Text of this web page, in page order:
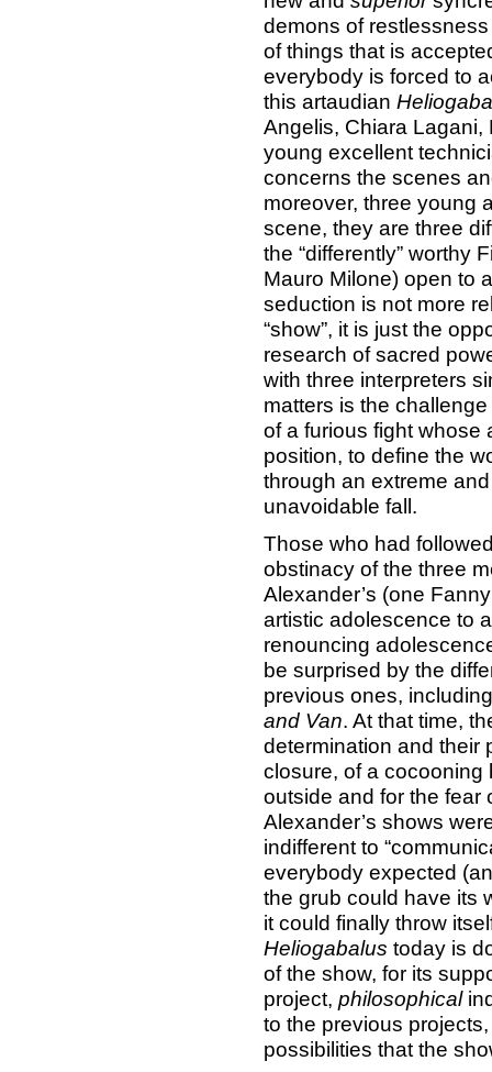
demons of
of things that is
everybody is forced to
this artaudian
Angelis, Chiara
young excellent
concerns the scenes
moreover, three young
scene, they are three
the “differently” worthy
Mauro Milone) open to
seduction is not more
“show”, it is just the
research of sacred
with three interpreters
matters is the
of a furious fight whose
position, to define the
through an extreme
unavoidable fall.
Those who had
obstinacy of the three
Alexander’s (one
artistic adolescence to
renouncing
be surprised by the
previous ones,
and Van. At that time,
determination and their
closure, of a cocooning
outside and for the fear
Alexander’s shows
indifferent to
everybody expected
the grub could have its
it could finally throw
Heliogabalus today is
of the show, for its
project, philosophical
to the previous
possibilities that the